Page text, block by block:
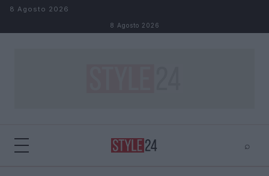
Salta al contenuto
8 Agosto 2026
8 Agosto 2026
⌕